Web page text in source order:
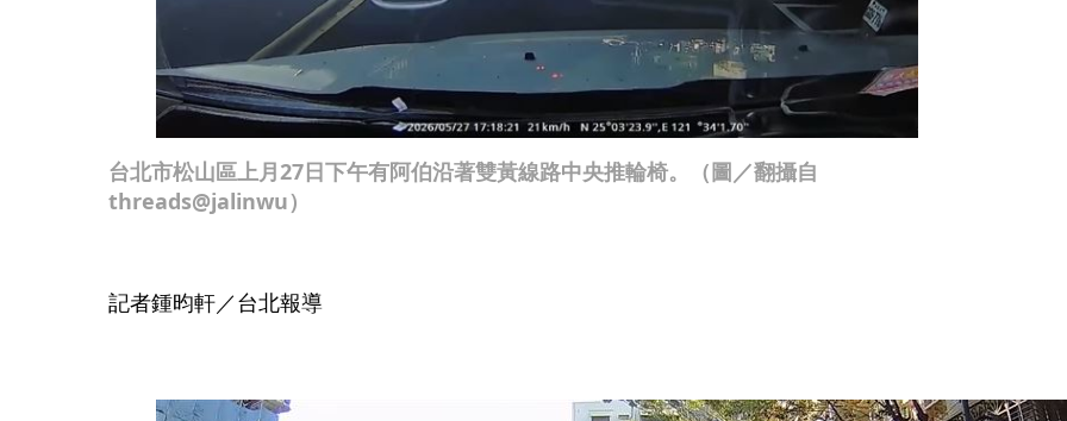
台北市松山區上月27日下午有阿伯沿著雙黃線路中央推輪椅。（圖／翻攝自
threads@jalinwu）
記者鍾昀軒／台北報導